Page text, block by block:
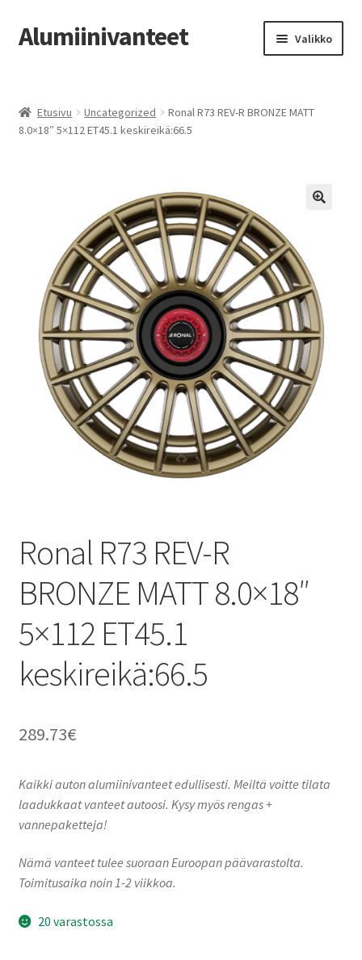
Siirry
navigointiin
Siirry
sisältöön
Alumiinivanteet Valikko
Kauppa
Vanteiden osto-opas
Auton renkaat
Yhteystiedot
Etusivu Uncategorized
Ronal R73 REV-R BRONZE MATT
8.0×18″ 5×112 ET45.1 keskireikä:66.5
Ronal R73 REV-R
BRONZE MATT 8.0×18″
5×112 ET45.1
keskireikä:66.5
289.73€
Kaikki auton alumiinivanteet edullisesti. Meiltä voitte tilata
laadukkaat vanteet autoosi. Kysy myös rengas +
vannepaketteja!
Nämä vanteet tulee suoraan Euroopan päävarastolta.
Toimitusaika noin 1-2 viikkoa.
20 varastossa